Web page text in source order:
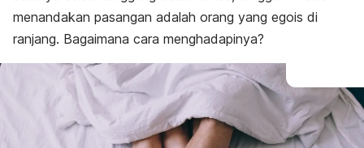
menandakan pasangan adalah orang yang egois di
ranjang. Bagaimana cara menghadapinya?